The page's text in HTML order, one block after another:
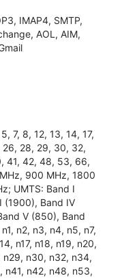
IMAP4, SMTP,
AOL, AIM,
7, 8, 12, 13, 14, 17,
26, 28, 29, 30, 32,
41, 42, 48, 53, 66,
900 MHz, 1800
UMTS: Band I
(1900), Band IV
V (850), Band
n2, n3, n4, n5, n7,
n17, n18, n19, n20,
n29, n30, n32, n34,
n41, n42, n48, n53,